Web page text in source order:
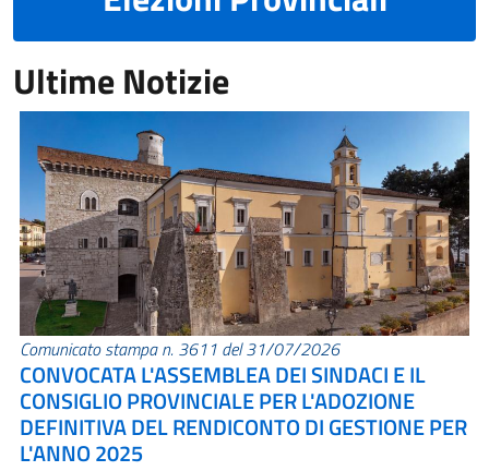
Ultime Notizie
Comunicato stampa n. 3611 del 31/07/2026
CONVOCATA L'ASSEMBLEA DEI SINDACI E IL
CONSIGLIO PROVINCIALE PER L'ADOZIONE
DEFINITIVA DEL RENDICONTO DI GESTIONE PER
L'ANNO 2025